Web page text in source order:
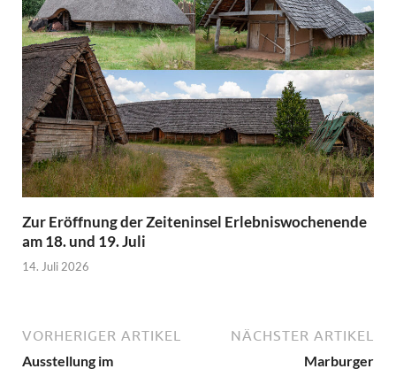
Zur Eröffnung der Zeiteninsel Erlebniswochenende
am 18. und 19. Juli
14. Juli 2026
VORHERIGER ARTIKEL
Ausstellung im
NÄCHSTER ARTIKEL
Marburger